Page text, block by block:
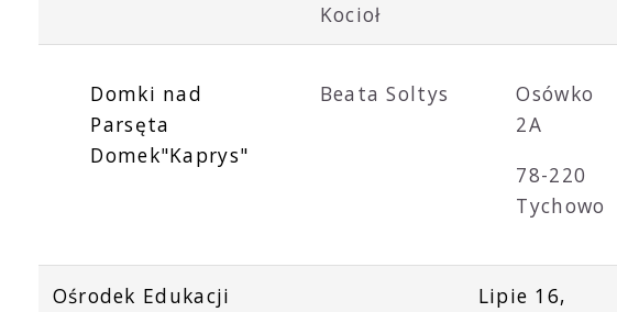
Kocioł
Domki nad
Parsęta
Domek"Kaprys"
Beata Soltys
Osówko
2A
78-220
Tychowo
Ośrodek Edukacji
Lipie 16,